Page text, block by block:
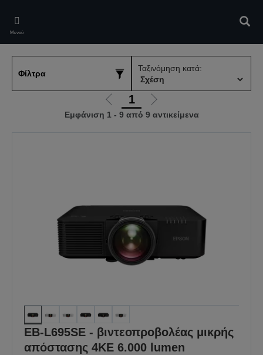
main
content
Μενού
Φίλτρα
Ταξινόμηση κατά:
Μετάβαση
στην
1
Μετάβαση
στην
Εμφάνιση 1 - 9 από 9 αντικείμενα
EB-L695SE - βιντεοπροβολέας μικρής
απόστασης 4KE 6.000 lumen